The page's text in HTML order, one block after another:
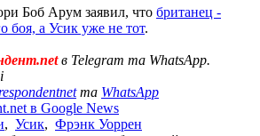
Боб Арум заявил, что британец -
боя, а Усик уже не тот.
в Telegram та WhatsApp.
та WhatsApp
в Google News
, Усик, Фрэнк Уоррен